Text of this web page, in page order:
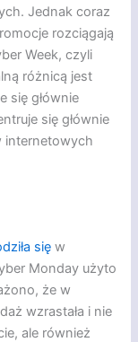
Jednak coraz
rozciągają
Week, czyli
różnicą jest
się głównie
się głównie
internetowych
się w
Monday użyto
że w
wzrastała i nie
ale również